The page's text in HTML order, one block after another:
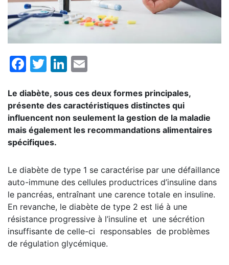
Facebook
TwitterLinkedIn
Le diabète, sous ces deux formes principales,
présente des caractéristiques distinctes qui
influencent non seulement la gestion de la maladie
mais également les recommandations alimentaires
spécifiques.
Le diabète de type 1 se caractérise par une défaillance
auto-immune des cellules productrices d’insuline dans
le pancréas, entraînant une carence totale en insuline.
En revanche, le diabète de type 2 est lié à une
résistance progressive à l’insuline et une sécrétion
insuffisante de celle-ci responsables de problèmes
de régulation glycémique.